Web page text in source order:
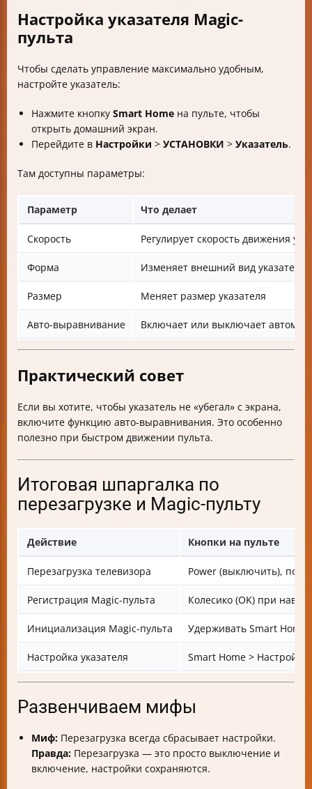
Настройка указателя Magic-
пульта
Чтобы сделать управление максимально удобным,
настройте указатель:
Нажмите кнопку Smart Home на пульте, чтобы
открыть домашний экран.
Перейдите в Настройки > УСТАНОВКИ > Указатель.
Там доступны параметры:
Параметр Что делает
Скорость Регулирует скорость движения
Форма Изменяет внешний вид указателя
Размер Меняет размер указателя
Авто-выравнивание Включает или выключает
Практический совет
Если вы хотите, чтобы указатель не «убегал» с экрана,
включите функцию авто-выравнивания. Это особенно
полезно при быстром движении пульта.
Итоговая шпаргалка по
перезагрузке и Magic-пульту
Действие Кнопки на пульте
Перезагрузка телевизора Power (выключить),
Регистрация Magic-пульта Колесико (OK) при
Инициализация Magic-пульта Удерживать Smart Home
Настройка указателя Smart Home >
Развенчиваем мифы
Миф: Перезагрузка всегда сбрасывает настройки.
Правда: Перезагрузка — это просто выключение и
включение, настройки сохраняются.